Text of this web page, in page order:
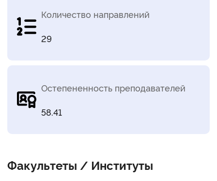
Количество направлений
29
Остепененность преподавателей
58.41
Факультеты / Институты